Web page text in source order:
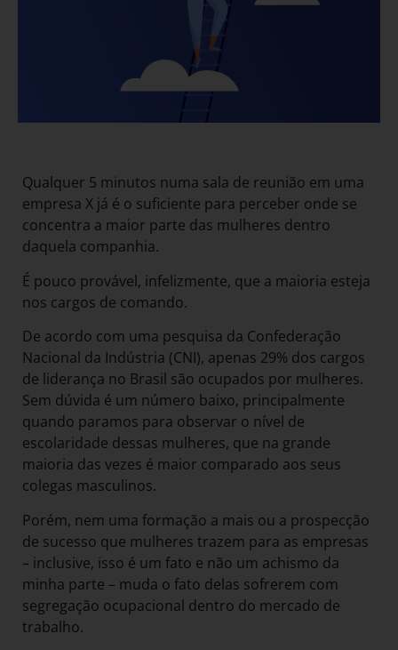
Qualquer 5 minutos numa sala de reunião em uma
empresa X já é o suficiente para perceber onde se
concentra a maior parte das mulheres dentro
daquela companhia.
É pouco provável, infelizmente, que a maioria esteja
nos cargos de comando.
De acordo com uma pesquisa da Confederação
Nacional da Indústria (CNI), apenas 29% dos cargos
de liderança no Brasil são ocupados por mulheres.
Sem dúvida é um número baixo, principalmente
quando paramos para observar o nível de
escolaridade dessas mulheres, que na grande
maioria das vezes é maior comparado aos seus
colegas masculinos.
Porém, nem uma formação a mais ou a prospecção
de sucesso que mulheres trazem para as empresas
– inclusive, isso é um fato e não um achismo da
minha parte – muda o fato delas sofrerem com
segregação ocupacional dentro do mercado de
trabalho.